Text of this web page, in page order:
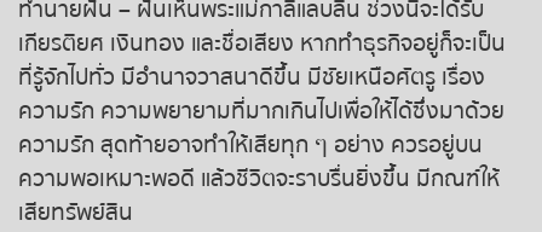
ทำนายฝัน – ฝันเห็นพระแม่กาลีแลบลิ้น ช่วงนี้จะได้รับ
เกียรติยศ เงินทอง และชื่อเสียง หากทำธุรกิจอยู่ก็จะเป็น
ที่รู้จักไปทั่ว มีอำนาจวาสนาดีขึ้น มีชัยเหนือศัตรู เรื่อง
ความรัก ความพยายามที่มากเกินไปเพื่อให้ได้ซึ่งมาด้วย
ความรัก สุดท้ายอาจทำให้เสียทุก ๆ อย่าง ควรอยู่บน
ความพอเหมาะพอดี แล้วชีวิตจะราบรื่นยิ่งขึ้น มีกณฑ์ให้
เสียทรัพย์สิน